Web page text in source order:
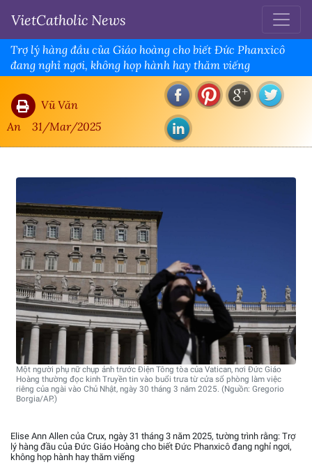
VietCatholic News
Trợ lý hàng đầu của Giáo hoàng cho biết Đức Phanxicô
đang nghỉ ngơi, không họp hành hay thăm viếng
Vũ Văn
An
31/Mar/2025
Một người phụ nữ chụp ảnh trước Điện Tông tòa của Vatican, nơi Đức Giáo
Hoàng thường đọc kinh Truyền tin vào buổi trưa từ cửa sổ phòng làm việc
riêng của ngài vào Chủ Nhật, ngày 30 tháng 3 năm 2025. (Nguồn: Gregorio
Borgia/AP.)
Elise Ann Allen của Crux, ngày 31 tháng 3 năm 2025, tường trình rằng: Trợ
lý hàng đầu của Đức Giáo Hoàng cho biết Đức Phanxicô đang nghỉ ngơi,
không họp hành hay thăm viếng